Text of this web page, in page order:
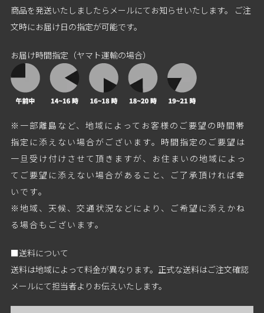
商品を発送いたしましたらメールにてお知らせいたします。 ご注
文時にお届け日の指定が可能です。
お届け時間指定（ヤマト運輸の場合）
※一部離島など、地域によってお客様のご要望の時間帯
指定に添えない場合がございます。時間指定のご要望は
一旦受け付けさせて頂きますが、お住まいの地域によっ
てご要望に添えない場合があること、ご了承頂ければ幸
いです。
※地域、天候、交通状況などにより、ご希望に添えかね
る場合もございます。
■送料について
送料は地域によって料金が異なります。正式な送料はご注文確認
メールにて担当者よりお伝えいたします。